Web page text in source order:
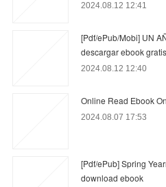
2024.08.12 12:41
[Pdf/ePub/Mobi] UN
descargar ebook gratis
2024.08.12 12:40
Online Read Ebook
2024.08.07 17:53
[Pdf/ePub] Spring
download ebook